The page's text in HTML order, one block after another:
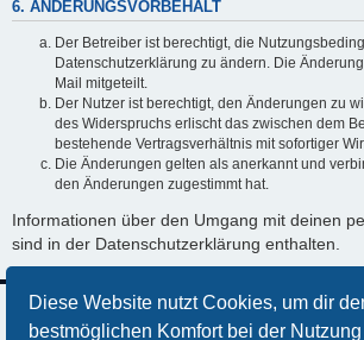
Diese Website nutzt Cookies, um dir
bestmöglichen Komfort bei der Nutzung
6. ÄNDERUNGSVORBEHALT
Der Betreiber ist berechtigt, die
Datenschutzerklärung zu ändern. Die
Mail mitgeteilt.
Der Nutzer ist berechtigt, den Änderungen zu
des Widerspruchs erlischt das zwischen dem
bestehende Vertragsverhältnis mit sofortiger
Die Änderungen gelten als anerkannt und
den Änderungen zugestimmt hat.
Informationen über den Umgang mit deinen
sind in der Datenschutzerklärung enthalten.